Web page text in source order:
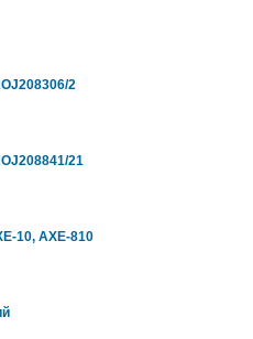
2
21
10, AXE-810